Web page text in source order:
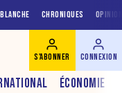
CHRONIQUES
ÉCONOMIE
S'ABONNER CONNEXION